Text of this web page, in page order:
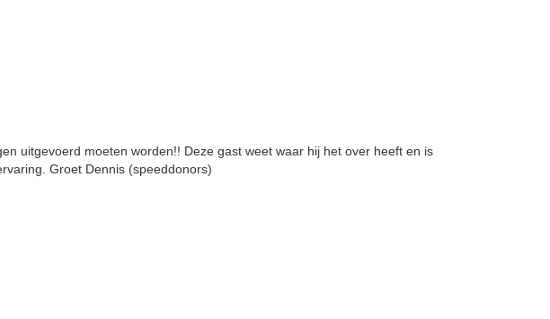
uitgevoerd moeten worden!! Deze gast weet waar hij het over heeft en is
Groet Dennis (speeddonors)